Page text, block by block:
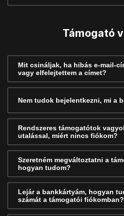
Támogató
Mit csináljak, ha hibás e-mail-
vagy elfelejtettem a címet?
Nem tudok bejelentkezni, mi a
Rendszeres támogatótok
utalással, miért nincs fiókom?
Szeretném megváltoztatni a
hogyan tudom?
Lejár a bankkártyám, hogyan
számát a támogatói fiókomban?